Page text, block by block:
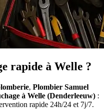
rapide à Welle ?
, Plombier Samuel
à Welle (Denderleeuw) :
rapide 24h/24 et 7j/7.